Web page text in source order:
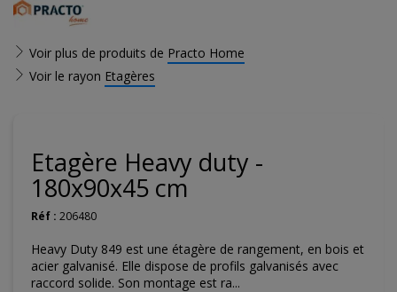
Voir plus de produits de Practo Home
Voir le rayon Etagères
Etagère Heavy duty -
180x90x45 cm
Réf : 206480
Heavy Duty 849 est une étagère de rangement, en bois et
acier galvanisé. Elle dispose de profils galvanisés avec
raccord solide. Son montage est ra...